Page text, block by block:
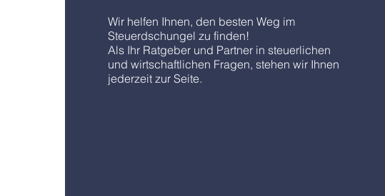
Wir helfen Ihnen, den besten Weg im
Steuerdschungel zu finden!
Als Ihr Ratgeber und Partner in steuerlichen
und wirtschaftlichen Fragen, stehen wir Ihnen
jederzeit zur Seite.